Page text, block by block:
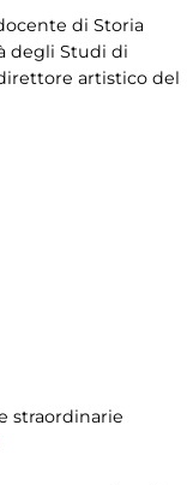
di Storia
degli Studi di
artistico del
straordinarie